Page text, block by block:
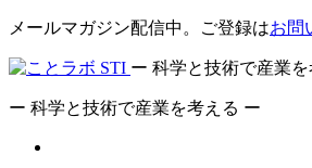
メールマガジン配信中。ご登録はお問
ー 科学と技術で産業
ー 科学と技術で産業を考える ー